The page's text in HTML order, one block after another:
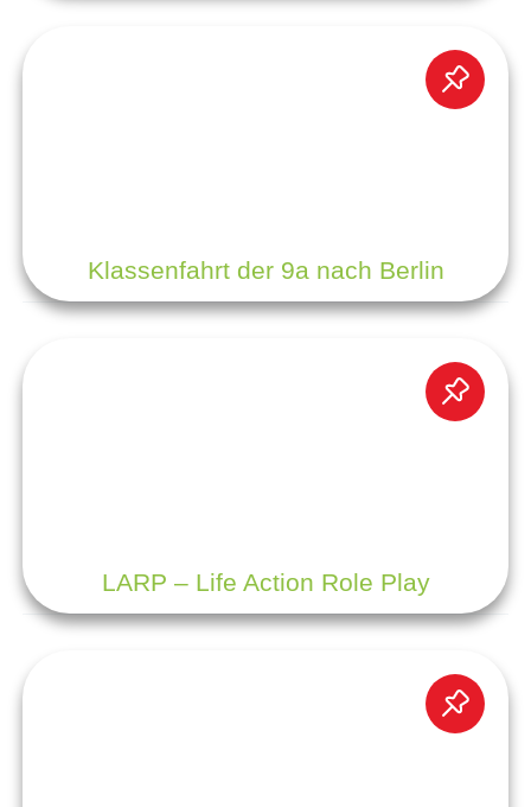
Klassenfahrt der 9a nach Berlin
LARP – Life Action Role Play